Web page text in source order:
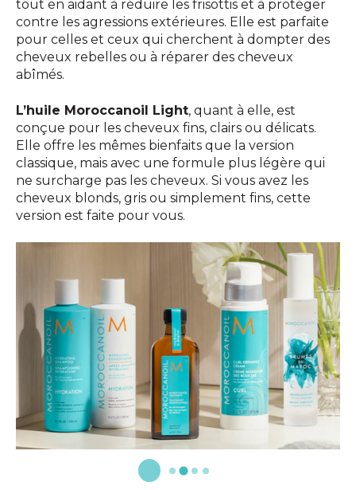
tout en aidant à réduire les frisottis et à protéger
contre les agressions extérieures. Elle est parfaite
pour celles et ceux qui cherchent à dompter des
cheveux rebelles ou à réparer des cheveux
abîmés.
L’huile Moroccanoil Light, quant à elle, est
conçue pour les cheveux fins, clairs ou délicats.
Elle offre les mêmes bienfaits que la version
classique, mais avec une formule plus légère qui
ne surcharge pas les cheveux. Si vous avez les
cheveux blonds, gris ou simplement fins, cette
version est faite pour vous.